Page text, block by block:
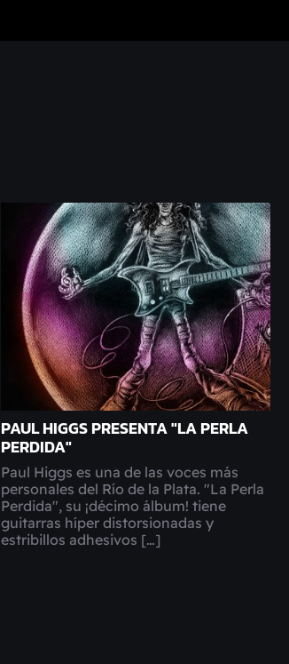
PAUL HIGGS PRESENTA "LA PERLA
PERDIDA"
Paul Higgs es una de las voces más
personales del Río de la Plata. "La Perla
Perdida", su ¡décimo álbum! tiene
guitarras híper distorsionadas y
estribillos adhesivos […]